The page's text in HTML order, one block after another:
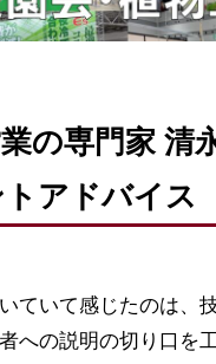
の専門家 清
アドバイス
ていて感じたのは、
への説明の切り口を